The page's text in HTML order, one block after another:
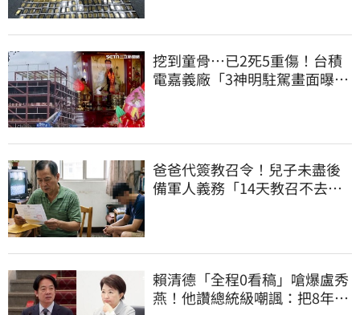
挖到童骨…已2死5重傷！台積
電嘉義廠「3神明駐駕畫面曝
爸爸代簽教召令！兒子未盡後
備軍人義務「14天教召不去」
賴清德「全程0看稿」嗆爆盧秀
燕！他讚總統級嘲諷：把8年總